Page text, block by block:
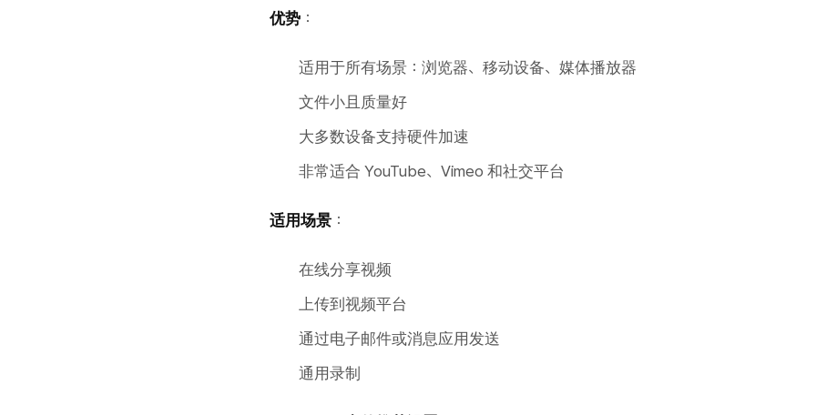
优势 ：
适用于所有场景：浏览器、移动设备、媒体播放器
文件小且质量好
大多数设备支持硬件加速
非常适合 YouTube、Vimeo 和社交平台
适用场景 ：
在线分享视频
上传到视频平台
通过电子邮件或消息应用发送
通用录制